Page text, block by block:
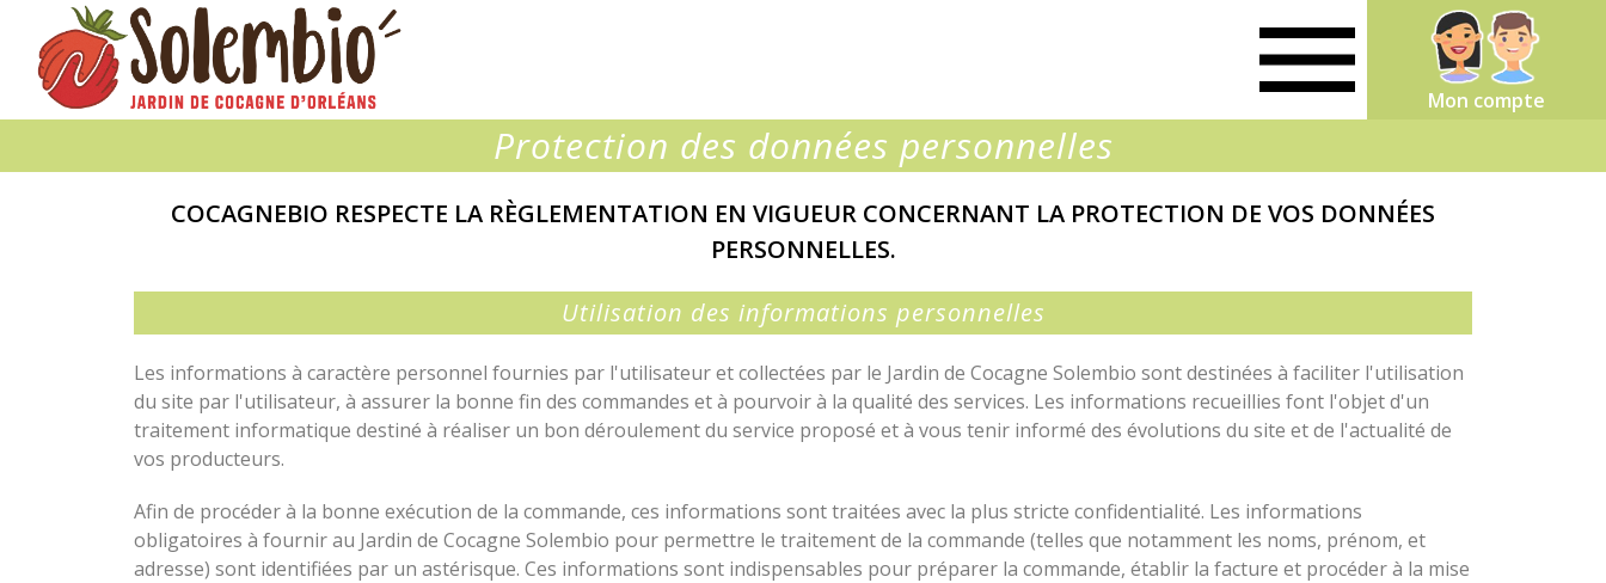
Mon compte
Protection des données personnelles
COCAGNEBIO RESPECTE LA RÈGLEMENTATION EN VIGUEUR CONCERNANT LA PROTECTION DE VOS DONNÉES
PERSONNELLES.
Utilisation des informations personnelles
Les informations à caractère personnel fournies par l'utilisateur et collectées par le Jardin de Cocagne Solembio sont destinées à faciliter l'utilisation
du site par l'utilisateur, à assurer la bonne fin des commandes et à pourvoir à la qualité des services. Les informations recueillies font l'objet d'un
traitement informatique destiné à réaliser un bon déroulement du service proposé et à vous tenir informé des évolutions du site et de l'actualité de
vos producteurs.
Afin de procéder à la bonne exécution de la commande, ces informations sont traitées avec la plus stricte confidentialité. Les informations
obligatoires à fournir au Jardin de Cocagne Solembio pour permettre le traitement de la commande (telles que notamment les noms, prénom, et
adresse) sont identifiées par un astérisque. Ces informations sont indispensables pour préparer la commande, établir la facture et procéder à la mise